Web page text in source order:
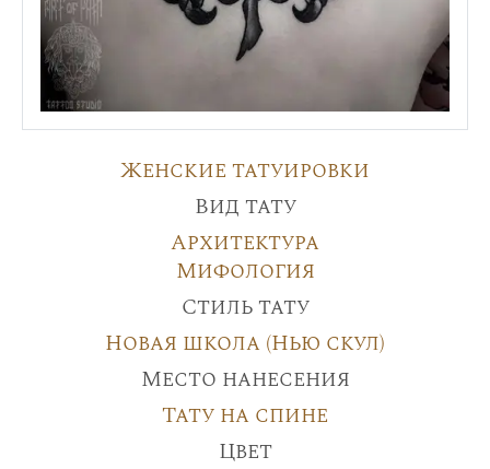
Женские татуировки
Вид тату
Архитектура
Мифология
Стиль тату
Новая школа (Нью скул)
Место нанесения
Тату на спине
Цвет